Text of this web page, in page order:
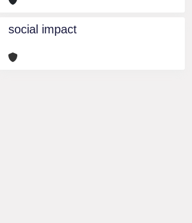
social impact